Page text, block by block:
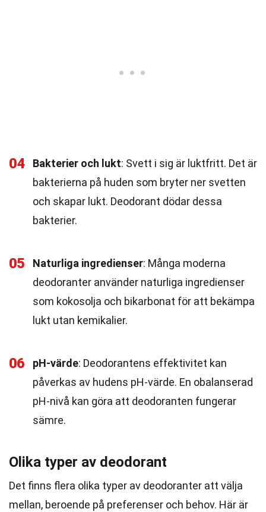
04 Bakterier och lukt: Svett i sig är luktfritt. Det är
bakterierna på huden som bryter ner svetten
och skapar lukt. Deodorant dödar dessa
bakterier.
05 Naturliga ingredienser: Många moderna
deodoranter använder naturliga ingredienser
som kokosolja och bikarbonat för att bekämpa
lukt utan kemikalier.
06 pH-värde: Deodorantens effektivitet kan
påverkas av hudens pH-värde. En obalanserad
pH-nivå kan göra att deodoranten fungerar
sämre.
Olika typer av deodorant
Det finns flera olika typer av deodoranter att välja
mellan, beroende på preferenser och behov. Här är